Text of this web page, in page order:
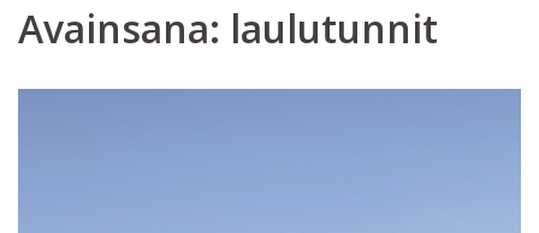
Avainsana: laulutunnit